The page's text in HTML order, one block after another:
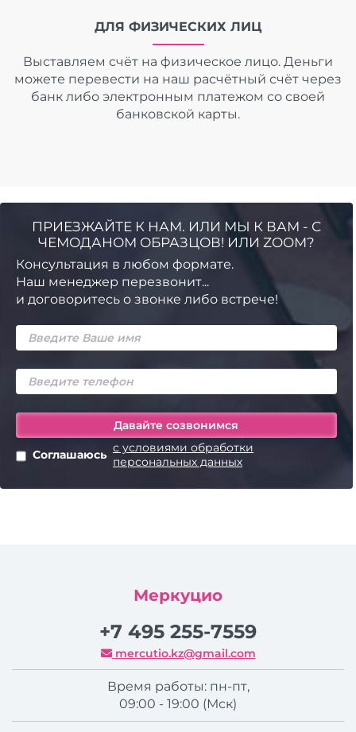
ДЛЯ ФИЗИЧЕСКИХ ЛИЦ
Выставляем счёт на физическое лицо. Деньги
можете перевести на наш расчётный счёт через
банк либо электронным платежом со своей
банковской карты.
ПРИЕЗЖАЙТЕ К НАМ. ИЛИ МЫ К ВАМ - С
ЧЕМОДАНОМ ОБРАЗЦОВ! ИЛИ ZOOM?
Консультация в любом формате.
Наш менеджер перезвонит...
и договоритесь о звонке либо встрече!
Соглашаюсь с условиями обработки
персональных данных
Меркуцио
+7 495 255-7559
mercutio.kz@gmail.com
Время работы: пн-пт,
09:00 - 19:00 (Мск)